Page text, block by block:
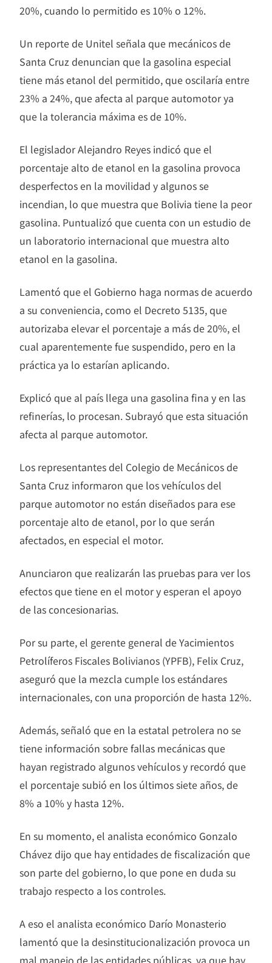
20%, cuando lo permitido es 10% o 12%.
Un reporte de Unitel señala que mecánicos de
Santa Cruz denuncian que la gasolina especial
tiene más etanol del permitido, que oscilaría entre
23% a 24%, que afecta al parque automotor ya
que la tolerancia máxima es de 10%.
El legislador Alejandro Reyes indicó que el
porcentaje alto de etanol en la gasolina provoca
desperfectos en la movilidad y algunos se
incendian, lo que muestra que Bolivia tiene la peor
gasolina. Puntualizó que cuenta con un estudio de
un laboratorio internacional que muestra alto
etanol en la gasolina.
Lamentó que el Gobierno haga normas de acuerdo
a su conveniencia, como el Decreto 5135, que
autorizaba elevar el porcentaje a más de 20%, el
cual aparentemente fue suspendido, pero en la
práctica ya lo estarían aplicando.
Explicó que al país llega una gasolina fina y en las
refinerías, lo procesan. Subrayó que esta situación
afecta al parque automotor.
Los representantes del Colegio de Mecánicos de
Santa Cruz informaron que los vehículos del
parque automotor no están diseñados para ese
porcentaje alto de etanol, por lo que serán
afectados, en especial el motor.
Anunciaron que realizarán las pruebas para ver los
efectos que tiene en el motor y esperan el apoyo
de las concesionarias.
Por su parte, el gerente general de Yacimientos
Petrolíferos Fiscales Bolivianos (YPFB), Felix Cruz,
aseguró que la mezcla cumple los estándares
internacionales, con una proporción de hasta 12%.
Además, señaló que en la estatal petrolera no se
tiene información sobre fallas mecánicas que
hayan registrado algunos vehículos y recordó que
el porcentaje subió en los últimos siete años, de
8% a 10% y hasta 12%.
En su momento, el analista económico Gonzalo
Chávez dijo que hay entidades de fiscalización que
son parte del gobierno, lo que pone en duda su
trabajo respecto a los controles.
A eso el analista económico Darío Monasterio
lamentó que la desinstitucionalización provoca un
mal manejo de las entidades públicas, ya que hay